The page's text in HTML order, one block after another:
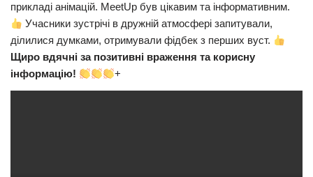
прикладі анімацій. MeetUp був цікавим та інформативним.
Учасники зустрічі в дружній атмосфері запитували,
ділилися думками, отримували фідбек з перших вуст.
Щиро вдячні за позитивні враження та корисну
інформацію!
+